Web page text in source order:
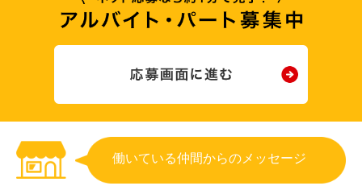
働いている仲間からのメッセージ